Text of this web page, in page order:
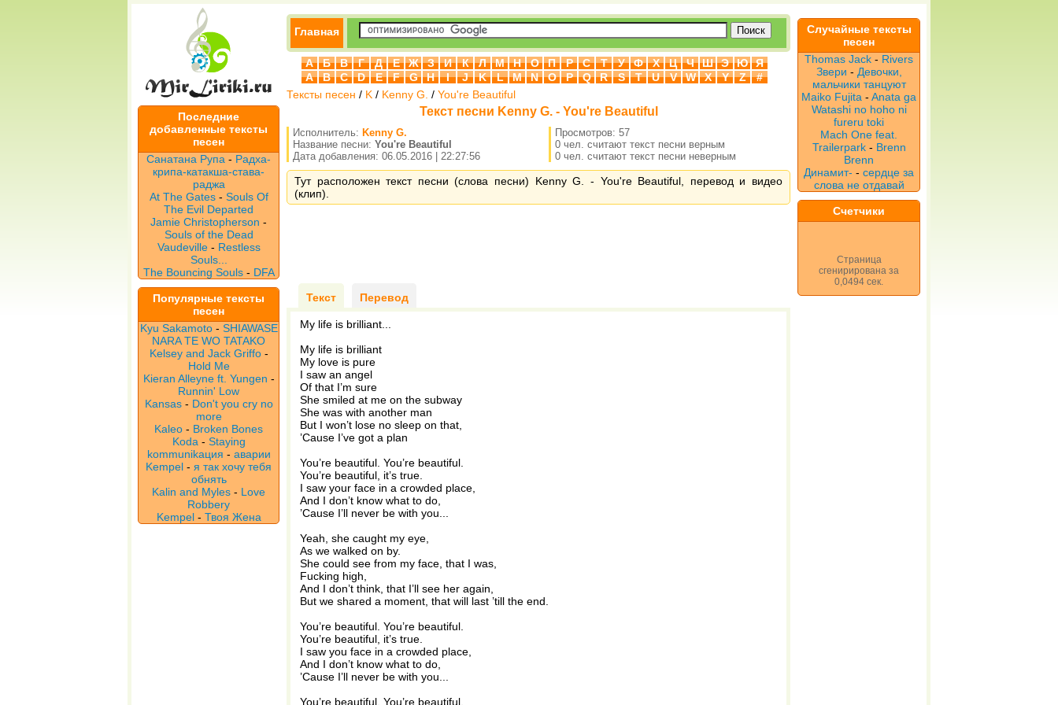
Последние
добавленные тексты
песен
Санатана Рупа - Радха-
крипа-катакша-става-
раджа
At The Gates- Souls Of
The Evil Departed
Jamie Christopherson -
Souls of the Dead
Vaudeville - Restless
Souls...
The Bouncing Souls- DFA
Популярные тексты
песен
Kyu Sakamoto- SHIAWASE
NARA TE WO TATAKO
Kelsey and Jack Griffo-
Hold Me
Kieran Alleyne ft. Yungen -
Runnin' Low
Kansas- Don't you cry no
more
Kaleo - Broken Bones
Koda - Staying
kommunikaция - аварии
Kempel - я так хочу тебя
обнять
Kalin and Myles - Love
Robbery
Kempel- Твоя Жена
Главная
А Б В Г Д Е Ж З И К Л М Н О П Р С Т У Ф Х Ц Ч Ш Э Ю
Я
A
B C D E F G H I J K L M N O P Q R S T U V W X Y Z
#
Тексты песен / K / Kenny G. / You're Beautiful
Текст песни Kenny G. - You're Beautiful
Исполнитель: Kenny G.
Название песни: You're Beautiful
Дата добавления: 06.05.2016 | 22:27:56
Просмотров: 57
0 чел. считают текст песни верным
0 чел. считают текст песни неверным
Тут расположен текст песни (слова песни) Kenny G. - You're Beautiful, перевод и видео
(клип).
Текст Перевод
My life is brilliant...
My life is brilliant
My love is pure
I saw an angel
Of that I’m sure
She smiled at me on the subway
She was with another man
But I won’t lose no sleep on that,
’Cause I’ve got a plan
You’re beautiful. You’re beautiful.
You’re beautiful, it’s true.
I saw your face in a crowded place,
And I don’t know what to do,
’Cause I’ll never be with you...
Yeah, she caught my eye,
As we walked on by.
She could see from my face, that I was,
Fucking high,
And I don’t think, that I’ll see her again,
But we shared a moment, that will last ’till the end.
You’re beautiful. You’re beautiful.
You’re beautiful, it’s true.
I saw you face in a crowded place,
And I don’t know what to do,
’Cause I’ll never be with you...
You’re beautiful. You’re beautiful.
Случайные тексты
песен
Thomas Jack - Rivers
Звери - Девочки,
мальчики танцуют
Maiko Fujita - Anata ga
Watashi no hoho ni
fureru toki
Mach One feat.
Trailerpark- Brenn
Brenn
Динамит- - сердце за
слова не отдавай
Счетчики
Страница
сгенирирована за
0,0494 сек.